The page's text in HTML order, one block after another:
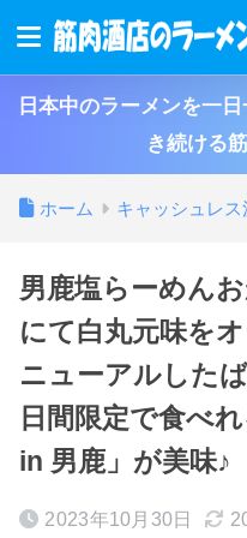
日本中のラーメンを一
き続ける
ホーム キャッシュレ
男鹿塩らーめん
にて白丸元味を
ニューアルした
日間限定で食べ
in 男鹿」が美味♪
2023年10月30日